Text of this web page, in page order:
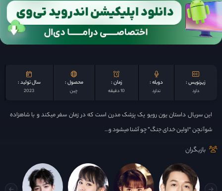
زیرنویس :
دارد
دوبله :
ندارد
زمان :
10 دقیقه
محصول :
چين
سال تولید :
2023
این سریال داستان یون رویو یک پزشک مدرن است که در زمان سفر میکند و با شاهزاده
شوآنچن “اولین خدای جنگ” چو آشنا میشود و…
بازیگران